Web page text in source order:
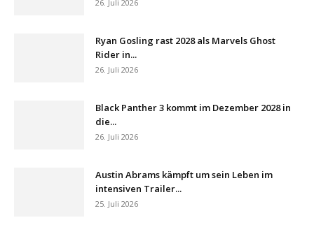
26. Juli 2026
Ryan Gosling rast 2028 als Marvels Ghost
Rider in...
26. Juli 2026
Black Panther 3 kommt im Dezember 2028 in
die...
26. Juli 2026
Austin Abrams kämpft um sein Leben im
intensiven Trailer...
25. Juli 2026